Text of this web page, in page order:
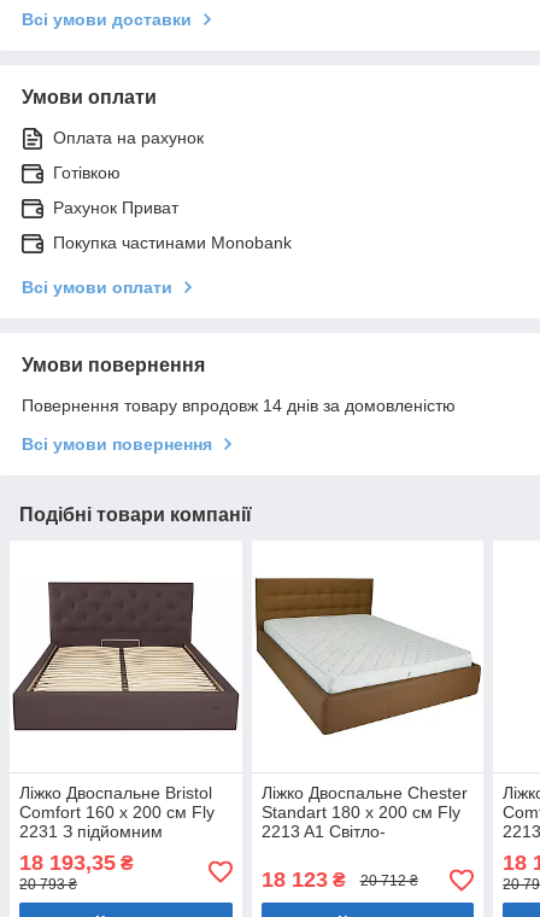
Всі умови доставки
Умови оплати
Оплата на рахунок
Готівкою
Рахунок Приват
Покупка частинами Monobank
Всі умови оплати
Умови повернення
Повернення товару впродовж 14 днів за домовленістю
Всі умови повернення
Подібні товари компанії
Ліжко Двоспальне Bristol
Comfort 160 х 200 см Fly
2231 З підйомним
механізмом та нішою для
білизни Темно-коричневий
18 193,35 ₴
20 793 ₴
Ліжко Двоспальне Chester
Standart 180 х 200 см Fly
2213 A1 Світло-
18 123₴ 20 712 ₴
18
20